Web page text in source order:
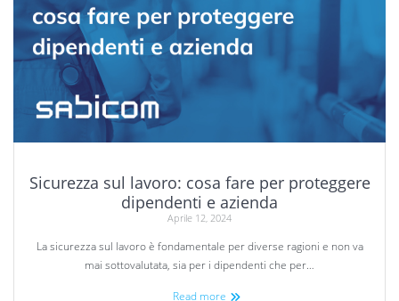
Sicurezza sul lavoro: cosa fare per proteggere
dipendenti e azienda
Aprile 12, 2024
La sicurezza sul lavoro è fondamentale per diverse ragioni e non va
mai sottovalutata, sia per i dipendenti che per…
Read more